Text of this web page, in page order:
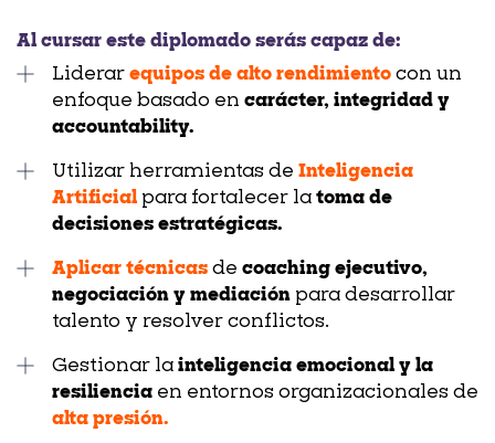
Al cursar este diplomado serás capaz de:
Liderar equipos de alto rendimiento con un
enfoque basado en carácter, integridad y
accountability.
Utilizar herramientas de Inteligencia
Artificial para fortalecer la toma de
decisiones estratégicas.
Aplicar técnicas de coaching ejecutivo,
negociación y mediación para desarrollar
talento y resolver conflictos.
Gestionar la inteligencia emocional y la
resiliencia en entornos organizacionales de
alta presión.